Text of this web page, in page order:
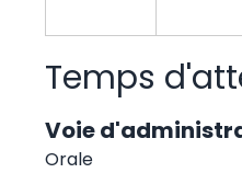
Temps
Voie
Orale